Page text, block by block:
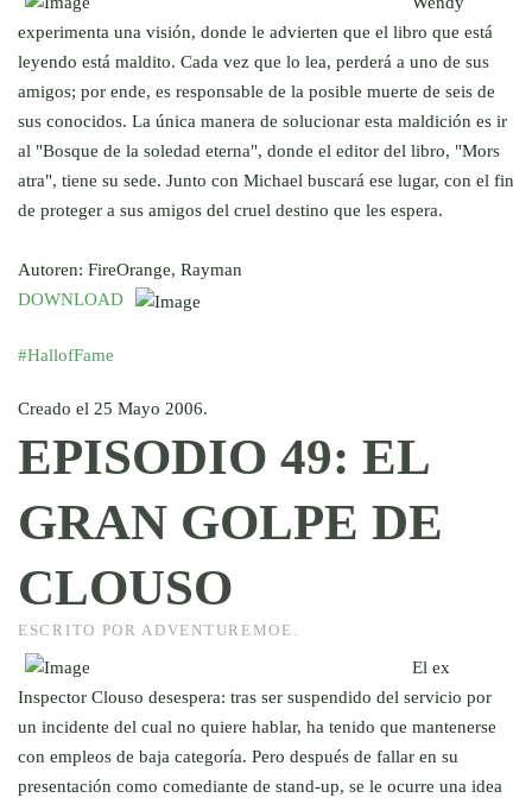
experimenta una visión, donde le advierten que el libro que está
leyendo está maldito. Cada vez que lo lea, perderá a uno de sus
amigos; por ende, es responsable de la posible muerte de seis de
sus conocidos. La única manera de solucionar esta maldición es ir
al "Bosque de la soledad eterna", donde el editor del libro, "Mors
atra", tiene su sede. Junto con Michael buscará ese lugar, con el fin
de proteger a sus amigos del cruel destino que les espera.
Autoren: FireOrange, Rayman
DOWNLOAD
#HallofFame
Creado el 25 Mayo 2006.
EPISODIO 49: EL
GRAN GOLPE DE
CLOUSO
ESCRITO POR ADVENTUREMOE.
El ex
Inspector Clouso desespera: tras ser suspendido del servicio por
un incidente del cual no quiere hablar, ha tenido que mantenerse
con empleos de baja categoría. Pero después de fallar en su
presentación como comediante de stand-up, se le ocurre una idea